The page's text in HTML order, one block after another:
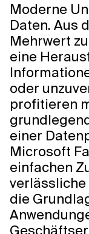
Moderne
Daten. Aus
Mehrwert
eine
oder
profitieren
einer
Microsoft
einfachen
verlässliche
die